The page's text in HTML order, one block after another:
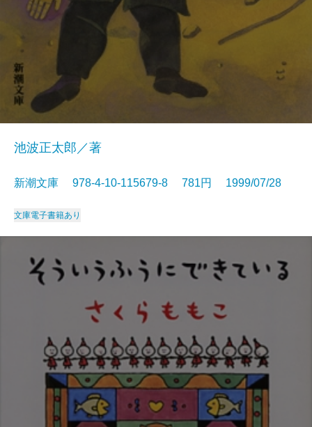
池波正太郎／著
新潮文庫 978-4-10-115679-8 781円 1999/07/28
文庫電子書籍あり